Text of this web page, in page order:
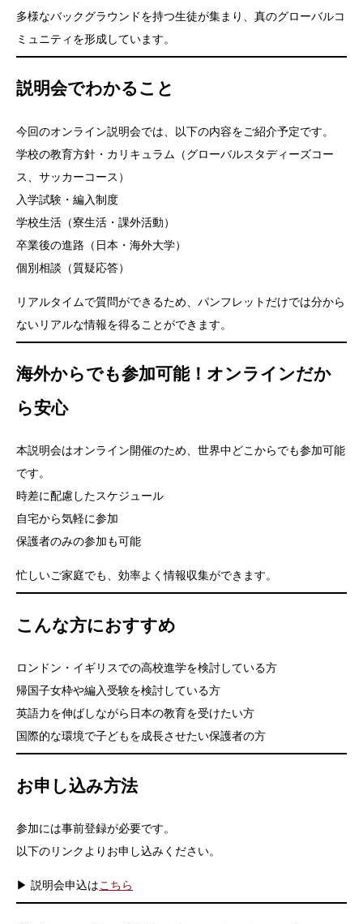
多様なバックグラウンドを持つ生徒が集まり、真のグローバルコ
ミュニティを形成しています。
説明会でわかること
今回のオンライン説明会では、以下の内容をご紹介予定です。
学校の教育方針・カリキュラム（グローバルスタディーズコー
ス、サッカーコース）
入学試験・編入制度
学校生活（寮生活・課外活動）
卒業後の進路（日本・海外大学）
個別相談（質疑応答）
リアルタイムで質問ができるため、パンフレットだけでは分から
ないリアルな情報を得ることができます。
海外からでも参加可能！オンラインだか
ら安心
本説明会はオンライン開催のため、世界中どこからでも参加可能
です。
時差に配慮したスケジュール
自宅から気軽に参加
保護者のみの参加も可能
忙しいご家庭でも、効率よく情報収集ができます。
こんな方におすすめ
ロンドン・イギリスでの高校進学を検討している方
帰国子女枠や編入受験を検討している方
英語力を伸ばしながら日本の教育を受けたい方
国際的な環境で子どもを成長させたい保護者の方
お申し込み方法
参加には事前登録が必要です。
以下のリンクよりお申し込みください。
▶ 説明会申込はこちら